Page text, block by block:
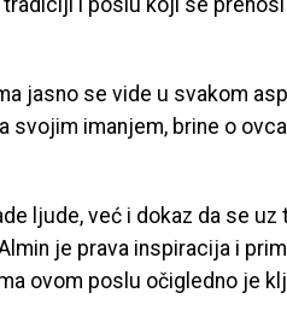
i poslu koji se
jasno se vide u svakom
imanjem, brine o
ljude, već i dokaz da se uz
je prava inspiracija i
ovom poslu očigledno je